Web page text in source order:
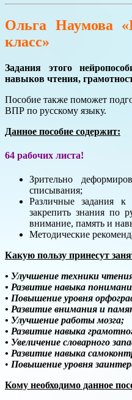
Ольга Наумова
класс»
Задания этого
навыков чтения,
Пособие также поможет
ВПР по русскому языку.
Данное пособие содержит:
64 рабочих листа!
Зрительно
списывания;
Различные задания к
закрепить знания по
внимание, память и
Методические
Какую пользу принесут
• Улучшение техники
• Развитие навыка
• Повышение уровня
• Развитие внимания и
• Улучшение работы мозга;
• Развитие навыка
• Увеличение словарного
• Развитие навыка
• Повышение уровня
Кому необходимо данное